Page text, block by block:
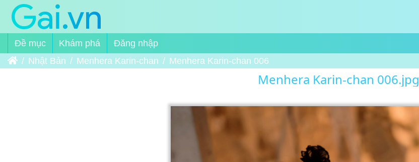
Đề mục Khám phá
Đăng nhập
Trang chủNhật Bản Menhera Karin-chan Menhera Karin-chan 006
Menhera Karin-chan 006.jpg